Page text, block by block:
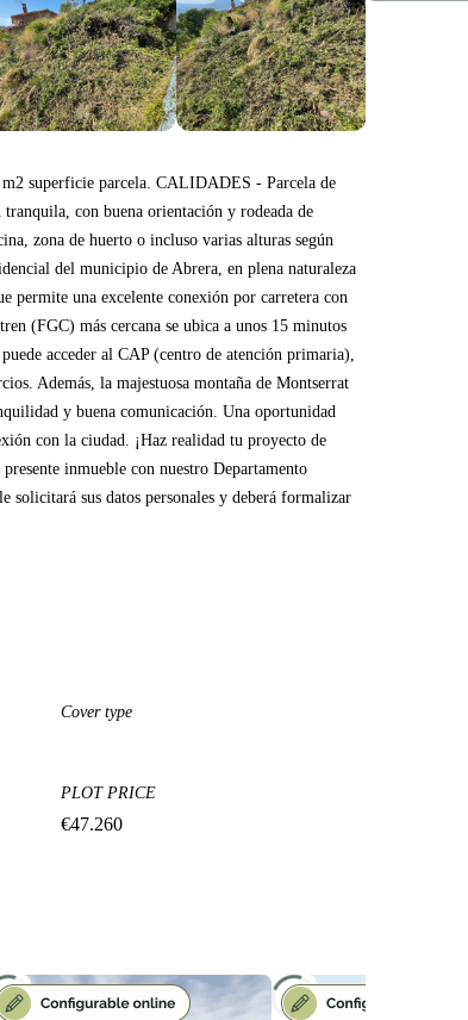
superficie parcela. CALIDADES - Parcela de
con buena orientación y rodeada de
zona de huerto o incluso varias alturas según
del municipio de Abrera, en plena naturaleza
permite una excelente conexión por carretera con
(FGC) más cercana se ubica a unos 15 minutos
acceder al CAP (centro de atención primaria),
Además, la majestuosa montaña de Montserrat
y buena comunicación. Una oportunidad
con la ciudad. ¡Haz realidad tu proyecto de
inmueble con nuestro Departamento
solicitará sus datos personales y deberá formalizar
Cover type
PLOT PRICE
€47.260